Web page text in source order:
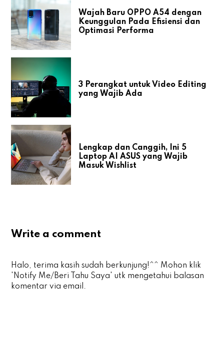
Wajah Baru OPPO A54 dengan
Keunggulan Pada Efisiensi dan
Optimasi Performa
3 Perangkat untuk Video Editing
yang Wajib Ada
Lengkap dan Canggih, Ini 5
Laptop AI ASUS yang Wajib
Masuk Wishlist
Write a comment
Halo, terima kasih sudah berkunjung!^^ Mohon klik
'Notify Me/Beri Tahu Saya' utk mengetahui balasan
komentar via email.